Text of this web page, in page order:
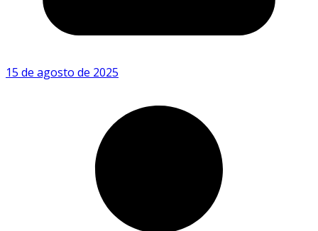
15 de agosto de 2025